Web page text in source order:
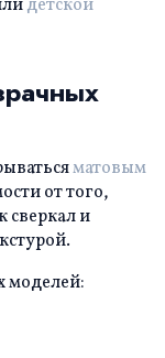
детской
матовым
от того,
сверкал и
моделей: